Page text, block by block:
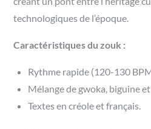
technologiques de l’époque.
Caractéristiques du zouk :
Rythme rapide (120-130
Mélange de gwoka, biguine
Textes en créole et français.